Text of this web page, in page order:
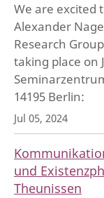
We are excited
Alexander
Research
taking place on
14195 Berlin:
Jul 05, 2024
und
Theunissen